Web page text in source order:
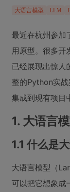
大语言模型 LLM
最近在杭州参加
用原型。很多开
已经展现出惊人
整的Python实战
集成到现有项目
1. 大语言
1.1 什么是
大语言模型（
可以把它想象成